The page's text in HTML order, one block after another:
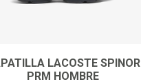
LACOSTE SPINOR
PRM HOMBRE